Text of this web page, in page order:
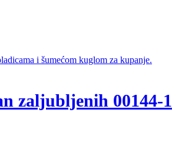
zaljubljenih 00144-1